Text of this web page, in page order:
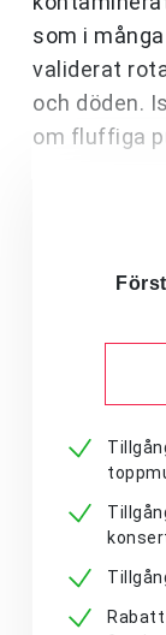
som i
validerat
och döden.
om fluffiga